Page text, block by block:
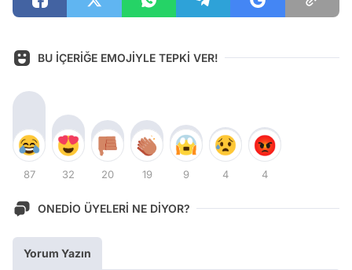
BU İÇERİĞE EMOJİYLE TEPKİ VER!
87 32 20 19 9 4 4
ONEDİO ÜYELERİ NE DİYOR?
Yorum Yazın